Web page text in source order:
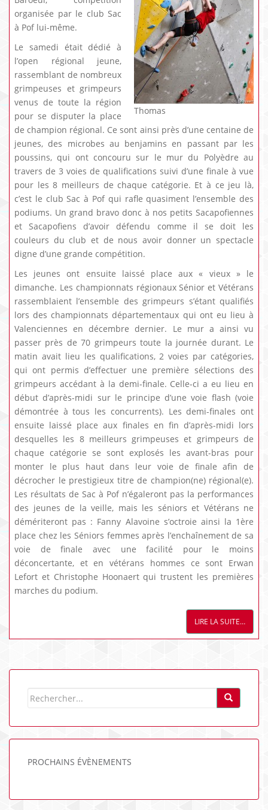
Thomas
organisée par le club Sac
à Pof lui-même.
Le samedi était dédié à
l’open régional jeune,
rassemblant de nombreux
grimpeuses et grimpeurs
venus de toute la région
pour se disputer la place
de champion régional. Ce sont ainsi près d’une centaine de
jeunes, des microbes au benjamins en passant par les
poussins, qui ont concouru sur le mur du Polyèdre au
travers de 3 voies de qualifications suivi d’une finale à vue
pour les 8 meilleurs de chaque catégorie. Et à ce jeu là,
c’est le club Sac à Pof qui rafle quasiment l’ensemble des
podiums. Un grand bravo donc à nos petits Sacapofiennes
et Sacapofiens d’avoir défendu comme il se doit les
couleurs du club et de nous avoir donner un spectacle
digne d’une grande compétition.
Les jeunes ont ensuite laissé place aux « vieux » le
dimanche. Les championnats régionaux Sénior et Vétérans
rassemblaient l’ensemble des grimpeurs s’étant qualifiés
lors des championnats départementaux qui ont eu lieu à
Valenciennes en décembre dernier. Le mur a ainsi vu
passer près de 70 grimpeurs toute la journée durant. Le
matin avait lieu les qualifications, 2 voies par catégories,
qui ont permis d’effectuer une première sélections des
grimpeurs accédant à la demi-finale. Celle-ci a eu lieu en
début d’après-midi sur le principe d’une voie flash (voie
démontrée à tous les concurrents). Les demi-finales ont
ensuite laissé place aux finales en fin d’après-midi lors
desquelles les 8 meilleurs grimpeuses et grimpeurs de
chaque catégorie se sont explosés les avant-bras pour
monter le plus haut dans leur voie de finale afin de
décrocher le prestigieux titre de champion(ne) régional(e).
Les résultats de Sac à Pof n’égaleront pas la performances
des jeunes de la veille, mais les séniors et Vétérans ne
démériteront pas : Fanny Alavoine s’octroie ainsi la 1ère
place chez les Séniors femmes après l’enchaînement de sa
voie de finale avec une facilité pour le moins
déconcertante, et en vétérans hommes ce sont Erwan
Lefort et Christophe Hoonaert qui trustent les premières
marches du podium.
LIRE LA SUITE…
PROCHAINS ÉVÈNEMENTS